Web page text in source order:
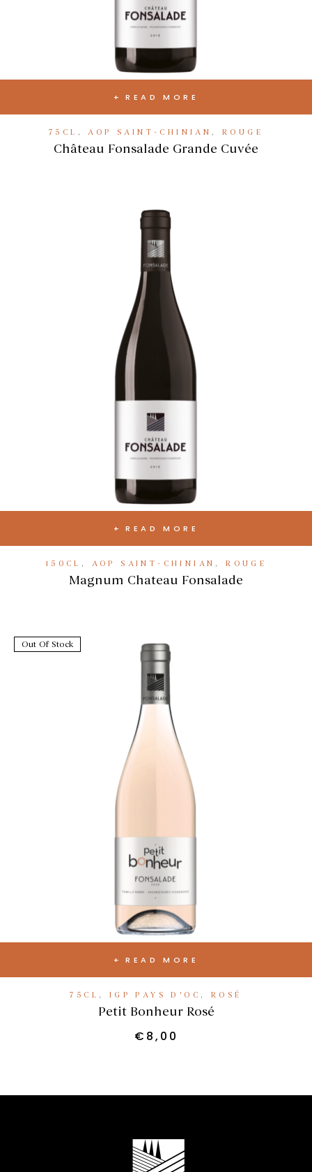
READ MORE
75CL ,AOP SAINT-CHINIAN ,ROUGE
Château Fonsalade Grande Cuvée
READ MORE
150CL , AOP SAINT-CHINIAN ,ROUGE
Magnum Chateau Fonsalade
Out Of Stock
READ MORE
75CL , IGP PAYS D'OC , ROSÉ
Petit Bonheur Rosé
€ 8,00